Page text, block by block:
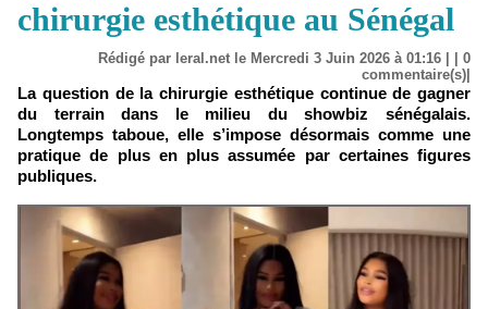
chirurgie esthétique au Sénégal
Rédigé par leral.net le Mercredi 3 Juin 2026 à 01:16 | | 0
commentaire(s)|
La question de la chirurgie esthétique continue de gagner
du terrain dans le milieu du showbiz sénégalais.
Longtemps taboue, elle s’impose désormais comme une
pratique de plus en plus assumée par certaines figures
publiques.